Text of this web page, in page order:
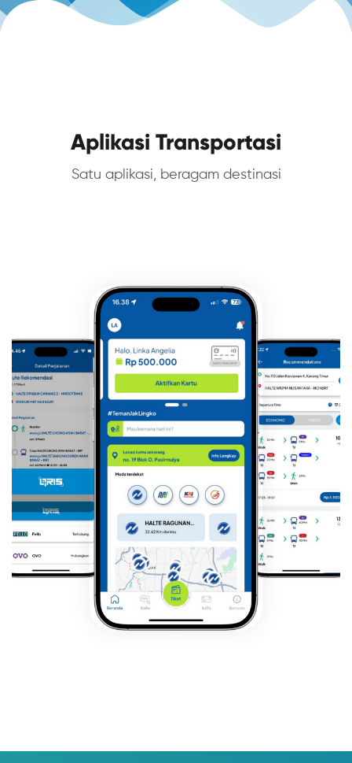
Aplikasi Transportasi
Satu aplikasi, beragam destinasi